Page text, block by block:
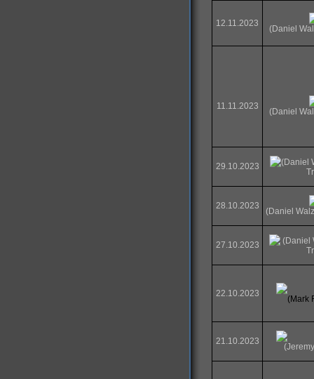
12.11.2023
(Daniel
11.11.2023
(Daniel
29.10.2023
(Daniel
28.10.2023
(Daniel
27.10.2023
(Daniel
22.10.2023
(Mark
21.10.2023